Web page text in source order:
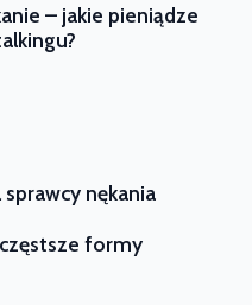
– jakie pieniądze
nękania
formy